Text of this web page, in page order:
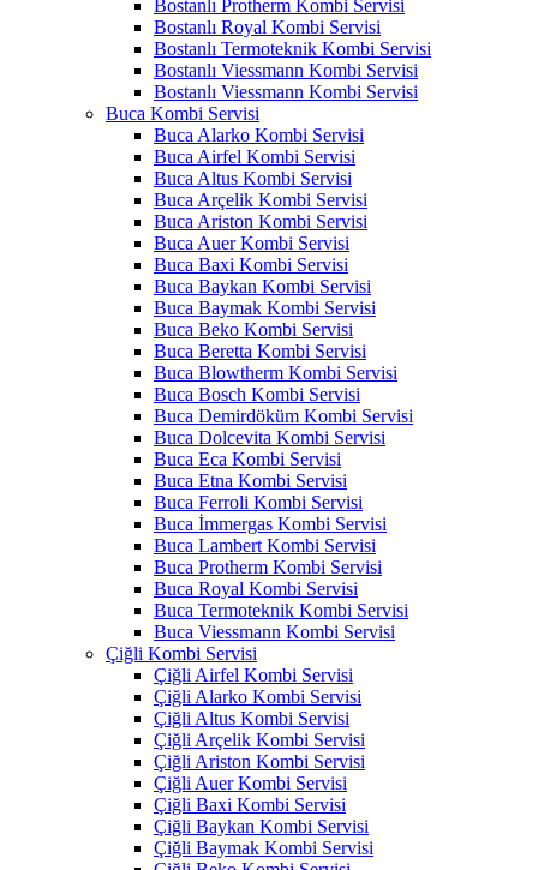
Bostanlı Protherm Kombi Servisi
Bostanlı Royal Kombi Servisi
Bostanlı Termoteknik Kombi Servisi
Bostanlı Viessmann Kombi Servisi
Bostanlı Viessmann Kombi Servisi
Buca Kombi Servisi
Buca Alarko Kombi Servisi
Buca Airfel Kombi Servisi
Buca Altus Kombi Servisi
Buca Arçelik Kombi Servisi
Buca Ariston Kombi Servisi
Buca Auer Kombi Servisi
Buca Baxi Kombi Servisi
Buca Baykan Kombi Servisi
Buca Baymak Kombi Servisi
Buca Beko Kombi Servisi
Buca Beretta Kombi Servisi
Buca Blowtherm Kombi Servisi
Buca Bosch Kombi Servisi
Buca Demirdöküm Kombi Servisi
Buca Dolcevita Kombi Servisi
Buca Eca Kombi Servisi
Buca Etna Kombi Servisi
Buca Ferroli Kombi Servisi
Buca İmmergas Kombi Servisi
Buca Lambert Kombi Servisi
Buca Protherm Kombi Servisi
Buca Royal Kombi Servisi
Buca Termoteknik Kombi Servisi
Buca Viessmann Kombi Servisi
Çiğli Kombi Servisi
Çiğli Airfel Kombi Servisi
Çiğli Alarko Kombi Servisi
Çiğli Altus Kombi Servisi
Çiğli Arçelik Kombi Servisi
Çiğli Ariston Kombi Servisi
Çiğli Auer Kombi Servisi
Çiğli Baxi Kombi Servisi
Çiğli Baykan Kombi Servisi
Çiğli Baymak Kombi Servisi